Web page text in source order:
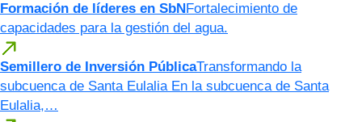
Formación de líderes en SbNFortalecimiento de
capacidades para la gestión del agua.
Semillero de Inversión PúblicaTransformando la
subcuenca de Santa Eulalia En la subcuenca de Santa
Eulalia,…